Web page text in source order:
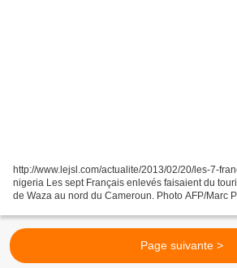
http://www.lejsl.com/actualite/2013/02/20/les-7-
nigeria Les sept Français enlevés faisaient du
de Waza au nord du Cameroun. Photo AFP/Marc
Page suivante >